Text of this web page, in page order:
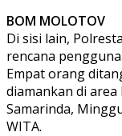
BOM MOLOTOV
Di sisi lain,
rencana
Empat orang
diamankan di
Samarinda,
WITA.